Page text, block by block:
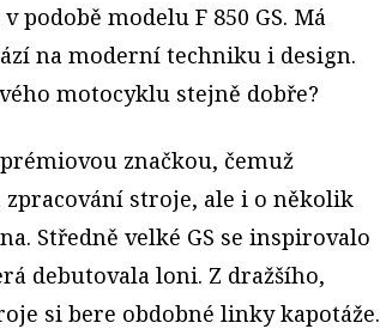
modelu F 850 GS. Má
na moderní techniku i design.
motocyklu stejně dobře?
značkou, čemuž
stroje, ale i o několik
Středně velké GS se inspirovalo
debutovala loni. Z dražšího,
si bere obdobné linky kapotáže.